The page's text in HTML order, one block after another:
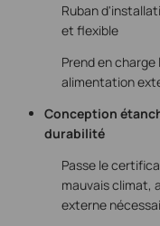
Ruban
et flexible
Prend en
alimentation
Conception
durabilité
Passe le
mauvais climat,
externe